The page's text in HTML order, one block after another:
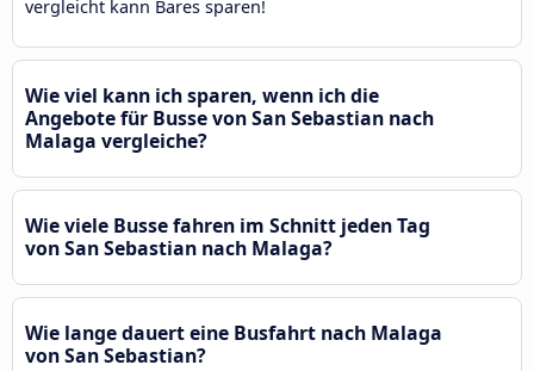
vergleicht kann Bares sparen!
Wie viel kann ich sparen, wenn ich die
Angebote für Busse von San Sebastian nach
Malaga vergleiche?
Wie viele Busse fahren im Schnitt jeden Tag
von San Sebastian nach Malaga?
Wie lange dauert eine Busfahrt nach Malaga
von San Sebastian?